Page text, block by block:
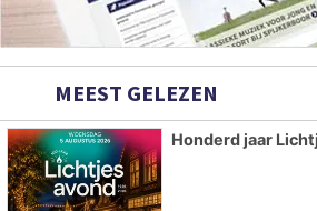
MEEST GELEZEN
Honderd jaar